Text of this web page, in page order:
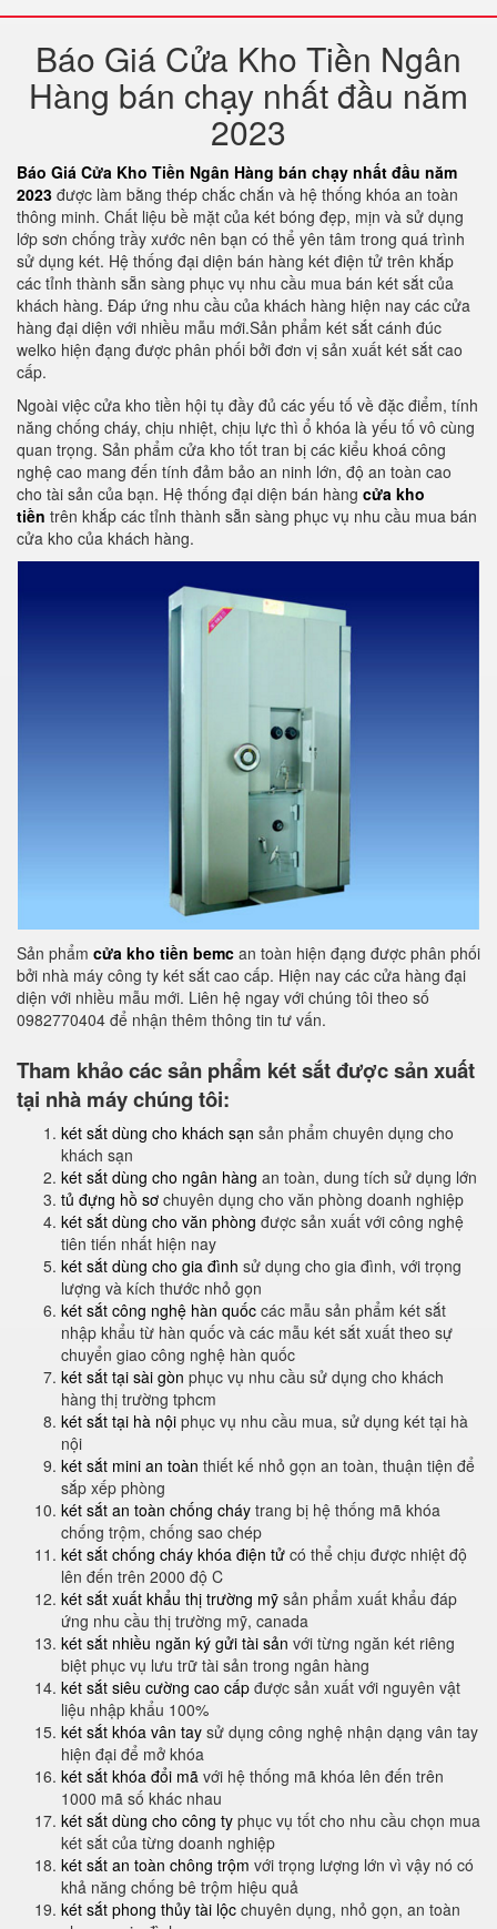
Báo Giá Cửa Kho Tiền Ngân
Hàng bán chạy nhất đầu năm
2023
Báo Giá Cửa Kho Tiền Ngân Hàng bán chạy nhất đầu năm
2023 được làm bằng thép chắc chắn và hệ thống khóa an toàn
thông minh. Chất liệu bề mặt của két bóng đẹp, mịn và sử dụng
lớp sơn chống trầy xước nên bạn có thể yên tâm trong quá trình
sử dụng két. Hệ thống đại diện bán hàng két điện tử trên khắp
các tỉnh thành sẵn sàng phục vụ nhu cầu mua bán két sắt của
khách hàng. Đáp ứng nhu cầu của khách hàng hiện nay các cửa
hàng đại diện với nhiều mẫu mới.Sản phẩm két sắt cánh đúc
welko hiện đạng được phân phối bởi đơn vị sản xuất két sắt cao
cấp.
Ngoài việc cửa kho tiền hội tụ đầy đủ các yếu tố về đặc điểm, tính
năng chống cháy, chịu nhiệt, chịu lực thì ổ khóa là yếu tố vô cùng
quan trọng. Sản phẩm cửa kho tốt tran bị các kiểu khoá công
nghệ cao mang đến tính đảm bảo an ninh lớn, độ an toàn cao
cho tài sản của bạn. Hệ thống đại diện bán hàng cửa kho
tiền trên khắp các tỉnh thành sẵn sàng phục vụ nhu cầu mua bán
cửa kho của khách hàng.
Sản phẩm cửa kho tiền bemc an toàn hiện đạng được phân phối
bởi nhà máy công ty két sắt cao cấp. Hiện nay các cửa hàng đại
diện với nhiều mẫu mới. Liên hệ ngay với chúng tôi theo số
0982770404 để nhận thêm thông tin tư vấn.
Tham khảo các sản phẩm két sắt được sản xuất
tại nhà máy chúng tôi:
két sắt dùng cho khách sạn sản phẩm chuyên dụng cho
khách sạn
két sắt dùng cho ngân hàng an toàn, dung tích sử dụng lớn
tủ đựng hồ sơ chuyên dụng cho văn phòng doanh nghiệp
két sắt dùng cho văn phòng được sản xuất với công nghệ
tiên tiến nhất hiện nay
két sắt dùng cho gia đình sử dụng cho gia đình, với trọng
lượng và kích thước nhỏ gọn
két sắt công nghệ hàn quốc các mẫu sản phẩm két sắt
nhập khẩu từ hàn quốc và các mẫu két sắt xuất theo sự
chuyển giao công nghệ hàn quốc
két sắt tại sài gòn phục vụ nhu cầu sử dụng cho khách
hàng thị trường tphcm
két sắt tại hà nội phục vụ nhu cầu mua, sử dụng két tại hà
nội
két sắt mini an toàn thiết kế nhỏ gọn an toàn, thuận tiện để
sắp xếp phòng
két sắt an toàn chống cháy trang bị hệ thống mã khóa
chống trộm, chống sao chép
két sắt chống cháy khóa điện tử có thể chịu được nhiệt độ
lên đến trên 2000 độ C
két sắt xuất khẩu thị trường mỹ sản phẩm xuất khẩu đáp
ứng nhu cầu thị trường mỹ, canada
két sắt nhiều ngăn ký gửi tài sản với từng ngăn két riêng
biệt phục vụ lưu trữ tài sản trong ngân hàng
két sắt siêu cường cao cấp được sản xuất với nguyên vật
liệu nhập khẩu 100%
két sắt khóa vân tay sử dụng công nghệ nhận dạng vân tay
hiện đại để mở khóa
két sắt khóa đổi mã với hệ thống mã khóa lên đến trên
1000 mã số khác nhau
két sắt dùng cho công ty phục vụ tốt cho nhu cầu chọn mua
két sắt của từng doanh nghiệp
két sắt an toàn chông trộm với trọng lượng lớn vì vậy nó có
khả năng chống bê trộm hiệu quả
két sắt phong thủy tài lộc chuyên dụng, nhỏ gọn, an toàn